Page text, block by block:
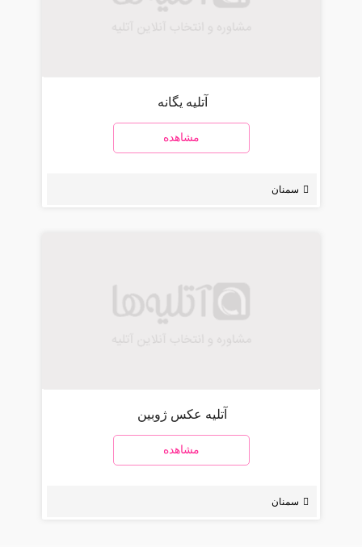
آتلیه یگانه
مشاهده
سمنان
آتلیه عکس ژوبین
مشاهده
سمنان